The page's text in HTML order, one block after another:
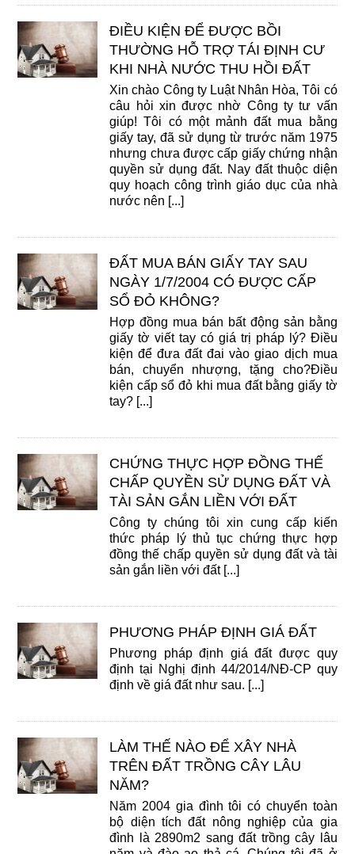
ĐIỀU KIỆN ĐỂ ĐƯỢC BỒI
THƯỜNG HỖ TRỢ TÁI ĐỊNH CƯ
KHI NHÀ NƯỚC THU HỒI ĐẤT
Xin chào Công ty Luật Nhân Hòa, Tôi có
câu hỏi xin được nhờ Công ty tư vấn
giúp! Tôi có một mảnh đất mua bằng
giấy tay, đã sử dụng từ trước năm 1975
nhưng chưa được cấp giấy chứng nhận
quyền sử dụng đất. Nay đất thuộc diện
quy hoạch công trình giáo dục của nhà
nước nên [...]
ĐẤT MUA BÁN GIẤY TAY SAU
NGÀY 1/7/2004 CÓ ĐƯỢC CẤP
SỔ ĐỎ KHÔNG?
Hợp đồng mua bán bất động sản bằng
giấy tờ viết tay có giá trị pháp lý? Điều
kiện để đưa đất đai vào giao dịch mua
bán, chuyển nhượng, tặng cho?Điều
kiện cấp sổ đỏ khi mua đất bằng giấy tờ
tay? [...]
CHỨNG THỰC HỢP ĐỒNG THẾ
CHẤP QUYỀN SỬ DỤNG ĐẤT VÀ
TÀI SẢN GẮN LIỀN VỚI ĐẤT
Công ty chúng tôi xin cung cấp kiến
thức pháp lý thủ tục chứng thực hợp
đồng thế chấp quyền sử dụng đất và tài
sản gắn liền với đất [...]
PHƯƠNG PHÁP ĐỊNH GIÁ ĐẤT
Phương pháp định giá đất được quy
định tại Nghị định 44/2014/NĐ-CP quy
định về giá đất như sau. [...]
LÀM THẾ NÀO ĐỂ XÂY NHÀ
TRÊN ĐẤT TRỒNG CÂY LÂU
NĂM?
Năm 2004 gia đình tôi có chuyển toàn
bộ diện tích đất nông nghiệp của gia
đình là 2890m2 sang đất trồng cây lâu